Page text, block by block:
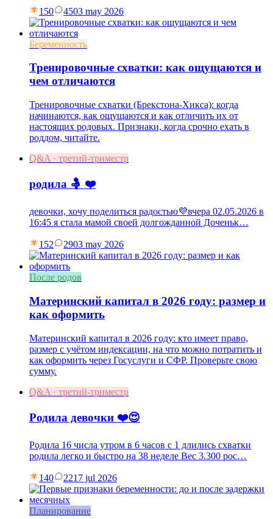
150 4503 may 2026
Беременность
Тренировочные схватки: как ощущаются и
чем отличаются
Тренировочные схватки (Брекстона-Хикса): когда
начинаются, как ощущаются и как отличить их от
настоящих родовых. Признаки, когда срочно ехать в
роддом, читайте.
Q&A · третий-триместр
родила 🤱 ❤️
девочки, хочу поделиться радостью💜вчера 02.05.2026 в
16:45 я стала мамой своей долгожданной Доченьк…
152 2903 may 2026
После родов
Материнский капитал в 2026 году: размер и
как оформить
Материнский капитал в 2026 году: кто имеет право,
размер с учётом индексации, на что можно потратить и
как оформить через Госуслуги и СФР. Проверьте свою
сумму.
Q&A · третий-триместр
Родила девочки ❤️😍
Родила 16 числа утром в 6 часов с 1 длились схватки
родила легко и быстро на 38 неделе Вес 3.300 рос…
140 2217 jul 2026
Планирование